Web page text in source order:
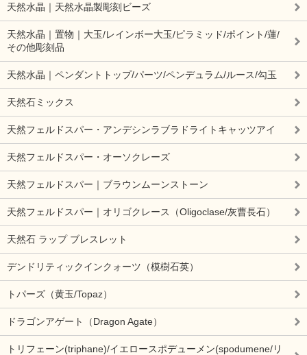
天然水晶｜天然水晶製彫刻ビーズ
天然水晶｜置物｜大玉/レインボー大玉/ピラミッド/ポイント/蓮/
その他彫刻品
天然水晶｜ペンダントトップ/パーツ/ペンデュラム/ルース/勾玉
天然石ミックス
天然フェルドスパー・アンデシンラブラドライトキャッツアイ
天然フェルドスパー・オーソクレーズ
天然フェルドスパー｜ブラウンムーンストーン
天然フェルドスパー｜オリゴクレース（Oligoclase/灰曹長石）
天然石 ラップ ブレスレット
デンドリティックインクォーツ（模樹石英）
トパーズ（黄玉/Topaz）
ドラゴンアゲート（Dragon Agate）
トリフェーン(triphane)/イエロースポデューメン(spodumene/リ